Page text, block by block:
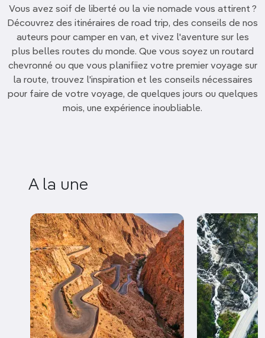
Vous avez soif de liberté ou la vie nomade vous attirent ?
Découvrez des itinéraires de road trip, des conseils de nos
auteurs pour camper en van, et vivez l'aventure sur les
plus belles routes du monde. Que vous soyez un routard
chevronné ou que vous planifiiez votre premier voyage sur
la route, trouvez l'inspiration et les conseils nécessaires
pour faire de votre voyage, de quelques jours ou quelques
mois, une expérience inoubliable.
A la une